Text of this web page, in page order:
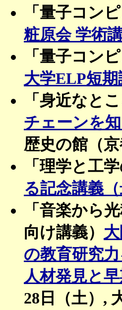
「量子コン
粧原会 学術
「量子コン
大学ELP短期
「身近なと
チェーンを
歴史の館（
「理学と工
る記念講義（
「音楽から
向け講義）
の教育研究
人材発見と
28日（土）,